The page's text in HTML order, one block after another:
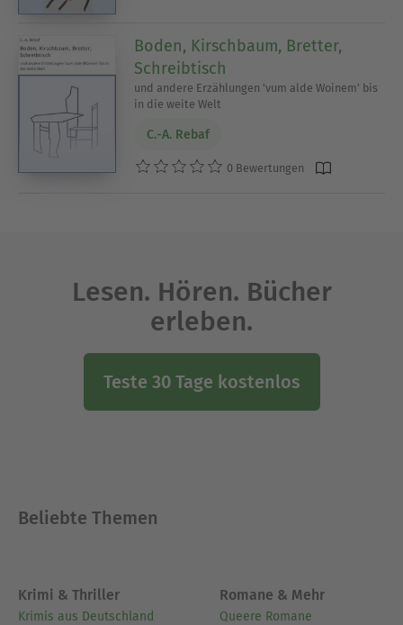
Boden, Kirschbaum, Bretter,
Schreibtisch
und andere Erzählungen 'vum alde Woinem' bis
in die weite Welt
C.-A. Rebaf
0 Bewertungen
Lesen. Hören. Bücher
erleben.
Teste 30 Tage kostenlos
Beliebte Themen
Krimi & Thriller
Krimis aus Deutschland
Romane & Mehr
Queere Romane